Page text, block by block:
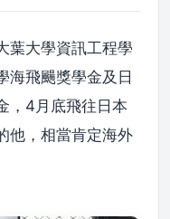
葉大學資訊工程學
海飛颺獎學金及日
，4月底飛往日本
他，相當肯定海外